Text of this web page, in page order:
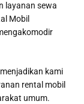
layanan sewa
Mobil
kami
rental mobil
umum.